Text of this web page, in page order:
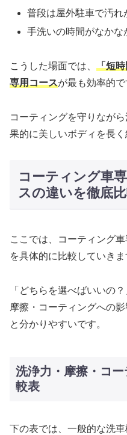
普段は屋外駐車で汚れ
手洗いの時間がなかな
こうした場面では、 「短
専用コースが最も効率的で
コーティングを守りなが
果的に美しいボディを長く
コーティング車
スの違いを徹底
ここでは、コーティング
を具体的に比較していきま
「どちらを選べばいいの
摩擦・コーティングへの
と分かりやすいです。
洗浄力・摩擦・コ
較表
下の表では、一般的な洗